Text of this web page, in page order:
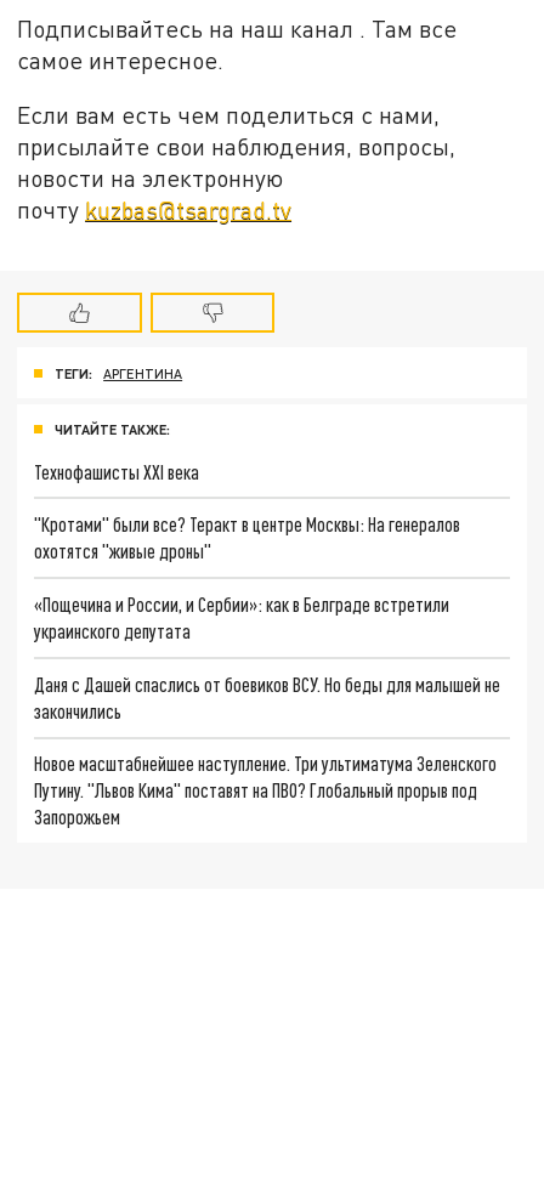
Подписывайтесь на наш канал . Там все
самое интересное.
Если вам есть чем поделиться с нами,
присылайте свои наблюдения, вопросы,
новости на электронную
почту kuzbas@tsargrad.tv
ТЕГИ: АРГЕНТИНА
ЧИТАЙТЕ ТАКЖЕ:
Технофашисты XXI века
"Кротами" были все? Теракт в центре Москвы: На генералов
охотятся "живые дроны"
«Пощечина и России, и Сербии»: как в Белграде встретили
украинского депутата
Даня с Дашей спаслись от боевиков ВСУ. Но беды для малышей не
закончились
Новое масштабнейшее наступление. Три ультиматума Зеленского
Путину. "Львов Кима" поставят на ПВО? Глобальный прорыв под
Запорожьем